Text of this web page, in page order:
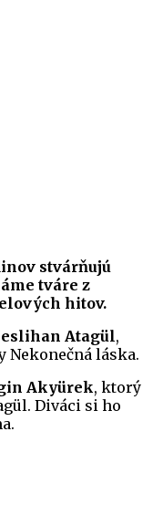
stvárňujú
tváre z
hitov.
Atagül,
Nekonečná láska.
Akyürek, ktorý
Diváci si ho